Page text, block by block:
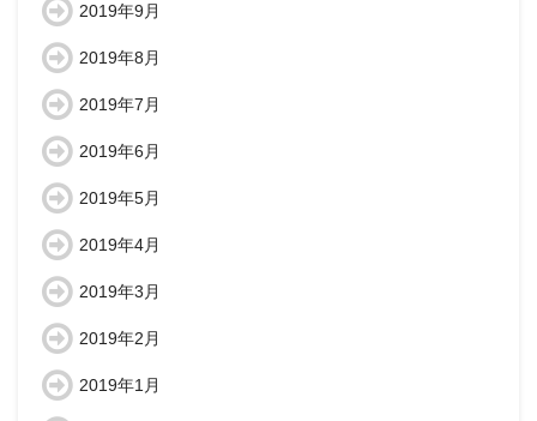
2019年9月
2019年8月
2019年7月
2019年6月
2019年5月
2019年4月
2019年3月
2019年2月
2019年1月